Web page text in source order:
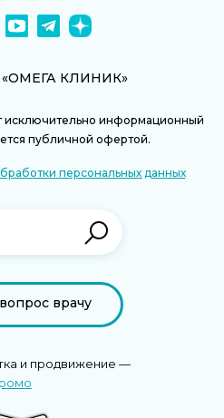
КЛИНИК»
исключительно информационный
публичной офертой.
персональных данных
врачу
и продвижение —